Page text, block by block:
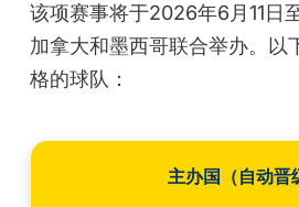
该项赛事将于2026年6月11日
加拿大和墨西哥联合举办。以
格的球队：
主办国（自动晋